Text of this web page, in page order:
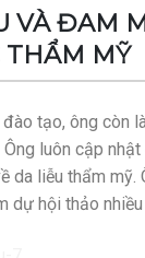
VÀ ĐAM
THẨM MỸ
tạo, ông còn
luôn cập
da liễu thẩm mỹ.
dự hội thảo